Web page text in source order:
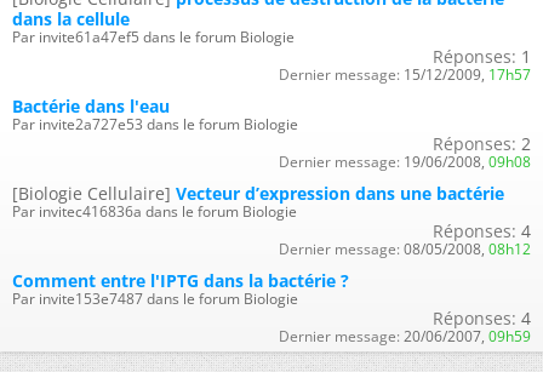
dans la cellule
Par invite61a47ef5 dans le forum Biologie
Réponses: 1
Dernier message: 15/12/2009, 17h57
Bactérie dans l'eau
Par invite2a727e53 dans le forum Biologie
Réponses: 2
Dernier message: 19/06/2008, 09h08
[Biologie Cellulaire] Vecteur d’expression dans une bactérie
Par invitec416836a dans le forum Biologie
Réponses: 4
Dernier message: 08/05/2008, 08h12
Comment entre l'IPTG dans la bactérie ?
Par invite153e7487 dans le forum Biologie
Réponses: 4
Dernier message: 20/06/2007, 09h59